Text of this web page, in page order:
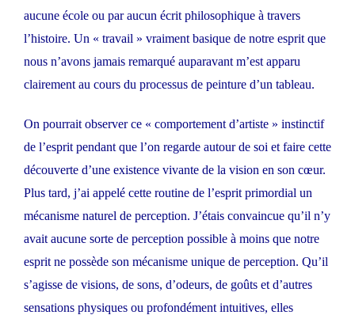
aucune école ou par aucun écrit philosophique à travers
l’histoire. Un « travail » vraiment basique de notre esprit que
nous n’avons jamais remarqué auparavant m’est apparu
clairement au cours du processus de peinture d’un tableau.
On pourrait observer ce « comportement d’artiste » instinctif
de l’esprit pendant que l’on regarde autour de soi et faire cette
découverte d’une existence vivante de la vision en son cœur.
Plus tard, j’ai appelé cette routine de l’esprit primordial un
mécanisme naturel de perception. J’étais convaincue qu’il n’y
avait aucune sorte de perception possible à moins que notre
esprit ne possède son mécanisme unique de perception. Qu’il
s’agisse de visions, de sons, d’odeurs, de goûts et d’autres
sensations physiques ou profondément intuitives, elles